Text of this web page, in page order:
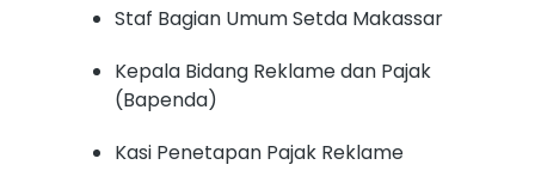
Staf Bagian Umum Setda Makassar
Kepala Bidang Reklame dan Pajak
(Bapenda)
Kasi Penetapan Pajak Reklame